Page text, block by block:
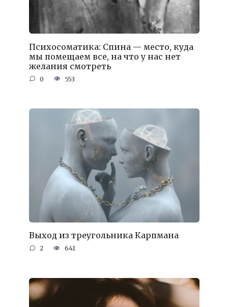
Психосоматика: Спина — место, куда
мы помещаем все, на что у нас нет
желания смотреть
0 553
Выход из треугольника Карпмана
2 641